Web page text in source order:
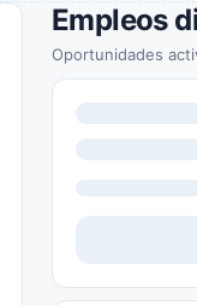
Empleos
Oportunidades